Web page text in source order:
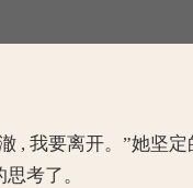
我要离开。”她坚定
考了。